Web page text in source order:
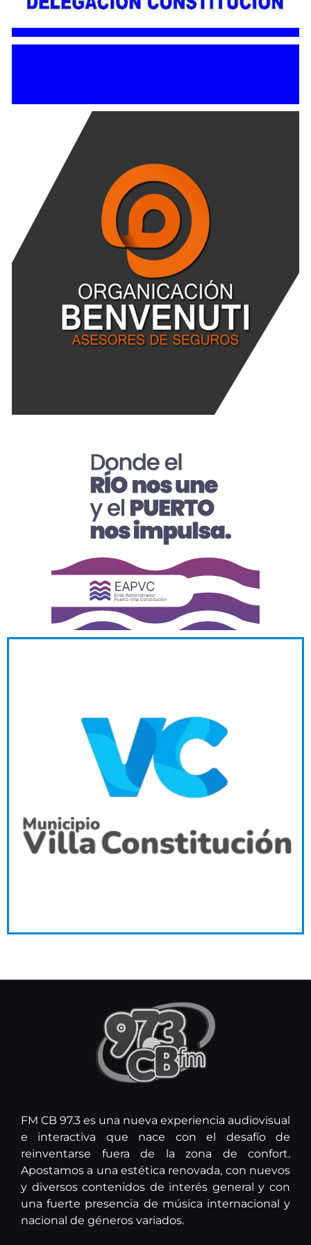
FM CB 97.3 es una nueva experiencia audiovisual
e interactiva que nace con el desafío de
reinventarse fuera de la zona de confort.
Apostamos a una estética renovada, con nuevos
y diversos contenidos de interés general y con
una fuerte presencia de música internacional y
nacional de géneros variados.